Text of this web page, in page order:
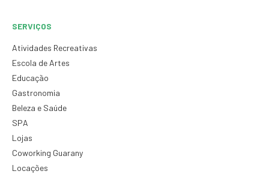
SERVIÇOS
Atividades Recreativas
Escola de Artes
Educação
Gastronomia
Beleza e Saúde
SPA
Lojas
Coworking Guarany
Locações